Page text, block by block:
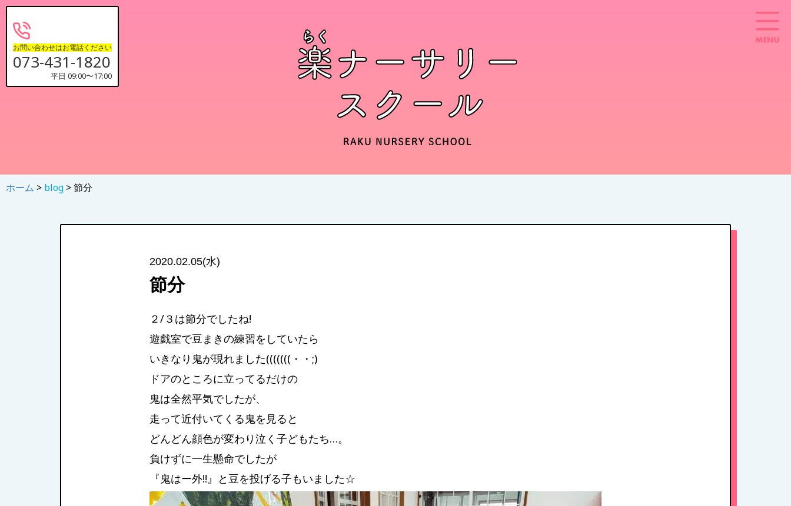
お問い合わせはお電話ください
073-431-1820
平日 09:00〜17:00
ホーム > blog > 節分
2020.02.05(水)
節分
２/３は節分でしたね!
遊戯室で豆まきの練習をしていたら
いきなり鬼が現れました(((((((・・;)
ドアのところに立ってるだけの
鬼は全然平気でしたが、
走って近付いてくる鬼を見ると
どんどん顔色が変わり泣く子どもたち…。
負けずに一生懸命でしたが
『鬼はー外!!』と豆を投げる子もいました☆